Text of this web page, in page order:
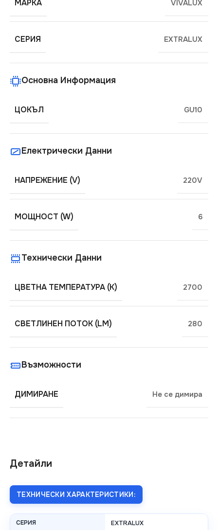
Детайли
ТЕХНИЧЕСКИ ХАРАКТЕРИСТИКИ:
СЕРИЯ EXTRALUX
МАРКА VIVALUX
СЕРИЯ EXTRALUX
Основна Информация
ЦОКЪЛ GU10
Електрически Данни
НАПРЕЖЕНИЕ (V) 220V
МОЩНОСТ (W) 6
Технически Данни
ЦВЕТНА ТЕМПЕРАТУРА (K) 2700
СВЕТЛИНЕН ПОТОК (LM) 280
Възможности
ДИМИРАНЕ Не се димира